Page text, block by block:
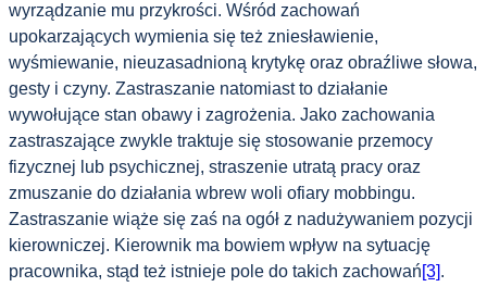
wyrządzanie mu przykrości. Wśród zachowań
upokarzających wymienia się też zniesławienie,
wyśmiewanie, nieuzasadnioną krytykę oraz obraźliwe słowa,
gesty i czyny. Zastraszanie natomiast to działanie
wywołujące stan obawy i zagrożenia. Jako zachowania
zastraszające zwykle traktuje się stosowanie przemocy
fizycznej lub psychicznej, straszenie utratą pracy oraz
zmuszanie do działania wbrew woli ofiary mobbingu.
Zastraszanie wiąże się zaś na ogół z nadużywaniem pozycji
kierowniczej. Kierownik ma bowiem wpływ na sytuację
pracownika, stąd też istnieje pole do takich zachowań[3].